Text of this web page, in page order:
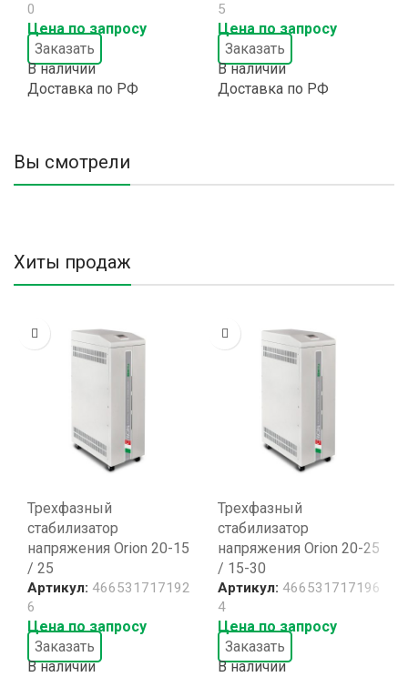
0
Цена по запросу
Заказать
В наличии
Доставка по РФ
5
Цена по запросу
Заказать
В наличии
Доставка по РФ
Вы смотрели
Хиты продаж
Трехфазный
стабилизатор
напряжения Orion 20-15
/ 25
Артикул: 466531717192
6
Цена по запросу
Заказать
В наличии
Трехфазный
стабилизатор
напряжения Orion 20-25
/ 15-30
Артикул: 466531717196
4
Цена по запросу
Заказать
В наличии